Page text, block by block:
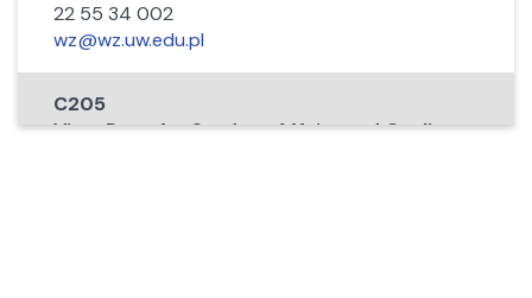
22 55 34 002
wz@wz.uw.edu.pl
C205
Vice-Dean for Student Affairs and Quality